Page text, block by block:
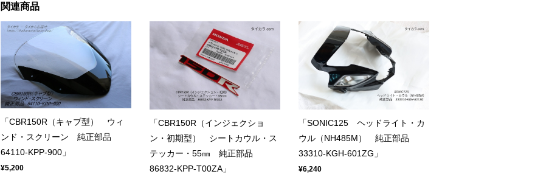
関連商品
「CBR150R（キャブ型） ウィ
ンド・スクリーン 純正部品
64110-KPP-900」
¥5,200
「CBR150R（インジェクショ
ン・初期型） シートカウル・ス
テッカー・55㎜ 純正部品
86832-KPP-T00ZA」
「SONIC125 ヘッドライト・カ
ウル（NH485M） 純正部品
33310-KGH-601ZG」
¥6,240